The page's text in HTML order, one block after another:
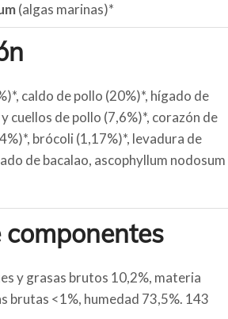
(algas marinas)*
caldo de pollo (20%)*, hígado de
cuellos de pollo (7,6%)*, corazón de
brócoli (1,17%)*, levadura de
de bacalao, ascophyllum nodosum
y grasas brutos 10,2%, materia
brutas <1%, humedad 73,5%. 143